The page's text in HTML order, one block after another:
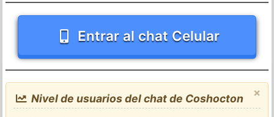
Entrar al chat Celular
×
Nivel de usuarios del chat de Coshocton